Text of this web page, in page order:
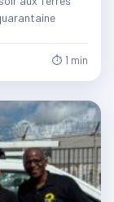
⏱ 1 min